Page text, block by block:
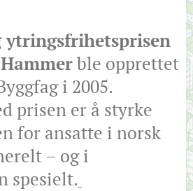
ytringsfrihetsprisen
ble opprettet
i 2005.
prisen er å styrke
for ansatte i norsk
– og i
spesielt.